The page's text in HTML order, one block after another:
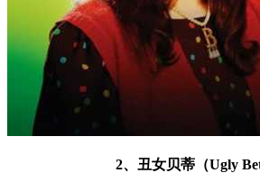
2、丑女贝蒂（Ugly